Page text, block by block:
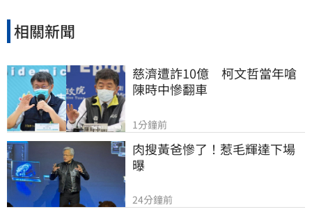
相關新聞
慈濟遭詐10億　柯文哲當年嗆
陳時中慘翻車
1分鐘前
肉搜黃爸慘了！惹毛輝達下場
曝
24分鐘前